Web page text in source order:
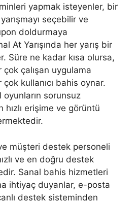
yapmak isteyenler, bir
seçebilir ve
doldurmaya
At Yarışında her yarış bir
Süre ne kadar kısa olursa,
çalışan uygulama
kullanıcı bahis oynar.
oyunların sorunsuz
hızlı erişime ve görüntü
müşteri destek personeli
ve en doğru destek
Sanal bahis hizmetleri
ihtiyaç duyanlar, e-posta
destek sisteminden